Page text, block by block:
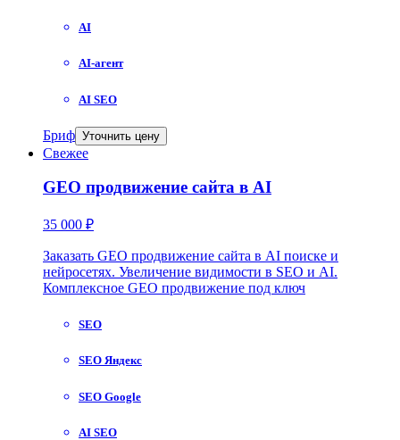
AI
AI-агент
AI SEO
Бриф Уточнить цену
Свежее
GEO продвижение сайта в AI
35 000 ₽
Заказать GEO продвижение сайта в AI поиске и
нейросетях. Увеличение видимости в SEO и AI.
Комплексное GEO продвижение под ключ
SEO
SEO Яндекс
SEO Google
AI SEO